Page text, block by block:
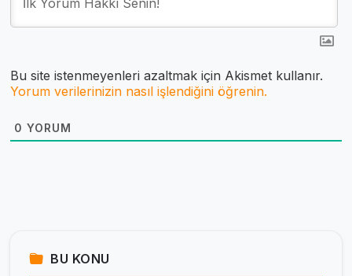
Bu site istenmeyenleri azaltmak için Akismet kullanır.
Yorum verilerinizin nasıl işlendiğini öğrenin.
0 YORUM
BU KONU